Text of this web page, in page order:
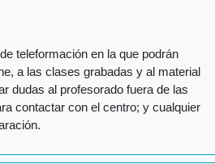
teleformación en la que podrán
a las clases grabadas y al material
dudas al profesorado fuera de las
contactar con el centro; y cualquier